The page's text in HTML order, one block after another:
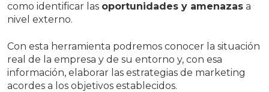
como identificar las oportunidades y amenazas a
nivel externo.
Con esta herramienta podremos conocer la situación
real de la empresa y de su entorno y, con esa
información, elaborar las estrategias de marketing
acordes a los objetivos establecidos.